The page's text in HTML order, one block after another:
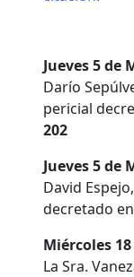
Jueves 5 de
Darío
pericial
202
Jueves 5 de
David
decretado
Miércoles
La Sra.